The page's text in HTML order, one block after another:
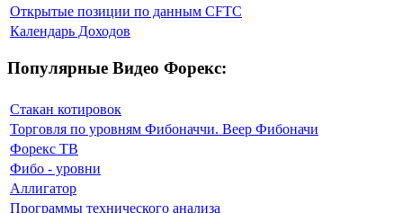
Открытые позиции по данным CFTC
Календарь Доходов
Популярные Видео Форекс:
Стакан котировок
Торговля по уровням Фибоначчи. Веер Фибоначи
Форекс ТВ
Фибо - уровни
Аллигатор
Программы технического анализа